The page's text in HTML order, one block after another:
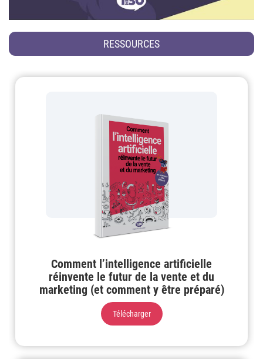
RESSOURCES
Comment l’intelligence artificielle
réinvente le futur de la vente et du
marketing (et comment y être préparé)
Télécharger